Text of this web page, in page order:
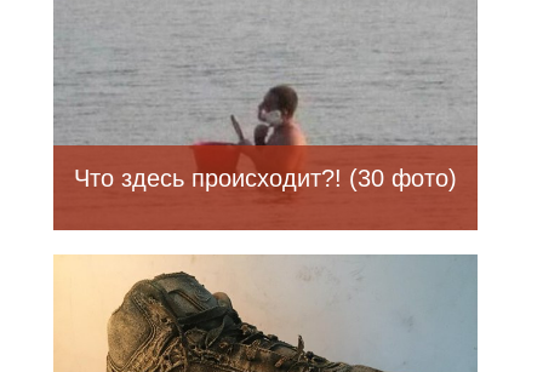
Что здесь происходит?! (30 фото)